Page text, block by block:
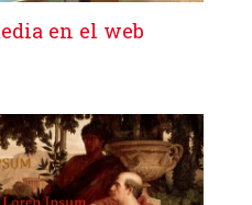
en el web